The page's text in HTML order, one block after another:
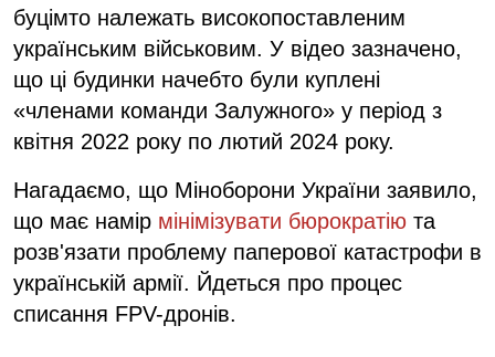
буцімто належать високопоставленим
українським військовим. У відео зазначено,
що ці будинки начебто були куплені
«членами команди Залужного» у період з
квітня 2022 року по лютий 2024 року.
Нагадаємо, що Міноборони України заявило,
що має намір мінімізувати бюрократію та
розв'язати проблему паперової катастрофи в
українській армії. Йдеться про процес
списання FPV-дронів.